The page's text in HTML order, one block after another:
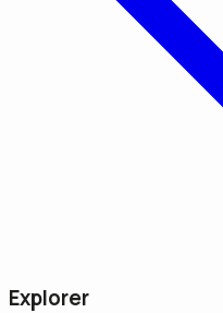
Explorer